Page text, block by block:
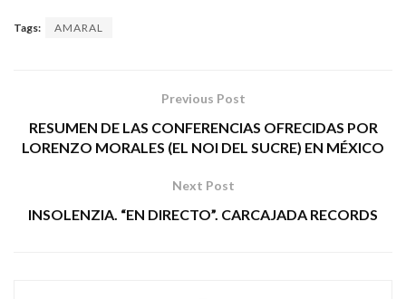
Tags: AMARAL
Previous Post
RESUMEN DE LAS CONFERENCIAS OFRECIDAS POR
LORENZO MORALES (EL NOI DEL SUCRE) EN MÉXICO
Next Post
INSOLENZIA. “EN DIRECTO”. CARCAJADA RECORDS